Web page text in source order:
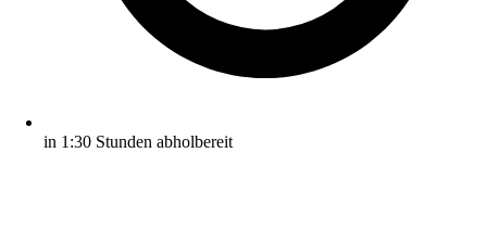
in 1:30 Stunden abholbereit